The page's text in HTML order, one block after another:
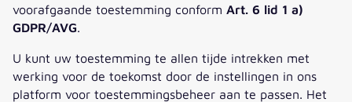
voorafgaande toestemming conform Art. 6 lid 1 a)
GDPR/AVG
U kunt uw toestemming te allen tijde intrekken met
werking voor de toekomst door de instellingen in ons
platform voor toestemmingsbeheer aan te passen. Het